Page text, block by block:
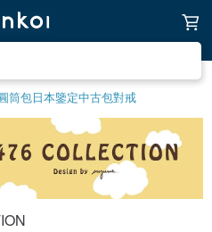
筒包日本鑒定中古包對戒